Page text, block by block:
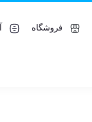
فروشگاه